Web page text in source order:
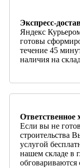
Экспресс-
Яндекс
готовы
течение 45
наличия на
Ответственное
Если вы не
строительства
услугой
нашем складе в